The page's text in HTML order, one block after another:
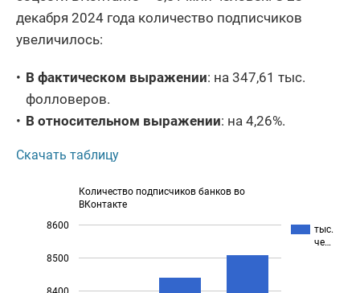
20
КБ Кубань Кредит
ООО
230 914 959
22
АО Датабанк
23
Банк ВТБ (ПАО)
32 699 258 015
24
ПАО Норвик Банк
ПАО Банк ПСБ
26
АО КБ
90 752 207
декабря 2024 года количество подписчиков
увеличилось:
В фактическом выражении: на 347,61 тыс.
фолловеров.
В относительном выражении: на 4,26%.
Скачать таблицу
Количество подписчиков банков во
ВКонтакте
тыс.
че…
8500
8600